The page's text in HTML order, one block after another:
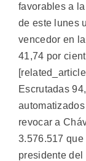
favorables a
de este lunes
vencedor en
41,74 por
Escrutadas
automatizados
revocar a
3.576.517 que
presidente del